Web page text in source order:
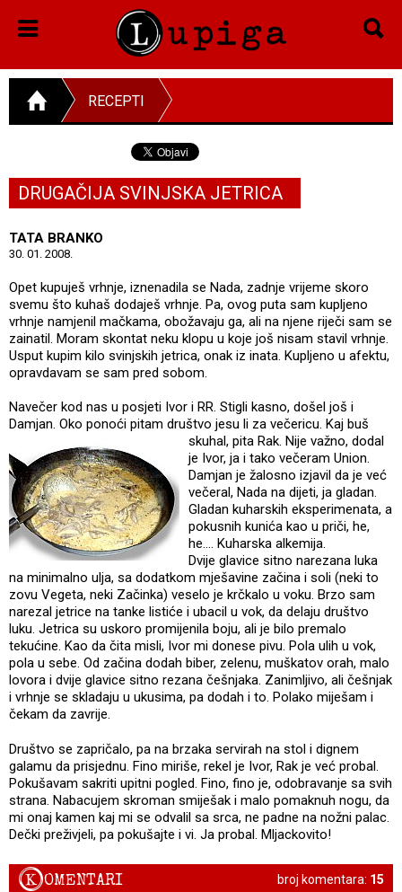
RECEPTI
DRUGAČIJA SVINJSKA JETRICA
TATA BRANKO
30. 01. 2008.
Opet kupuješ vrhnje, iznenadila se Nada, zadnje vrijeme skoro
svemu što kuhaš dodaješ vrhnje. Pa, ovog puta sam kupljeno
vrhnje namjenil mačkama, obožavaju ga, ali na njene riječi sam se
zainatil. Moram skontat neku klopu u koje još nisam stavil vrhnje.
Usput kupim kilo svinjskih jetrica, onak iz inata. Kupljeno u afektu,
opravdavam se sam pred sobom.
Navečer kod nas u posjeti Ivor i RR. Stigli kasno, došel još i
Damjan. Oko ponoći pitam društvo jesu li za večericu. Kaj buš
skuhal, pita Rak. Nije važno, dodal
je Ivor, ja i tako večeram Union.
Damjan je žalosno izjavil da je već
večeral, Nada na dijeti, ja gladan.
Gladan kuharskih eksperimenata, a
pokusnih kunića kao u priči, he,
he.... Kuharska alkemija.
Dvije glavice sitno narezana luka
na minimalno ulja, sa dodatkom mješavine začina i soli (neki to
zovu Vegeta, neki Začinka) veselo je krčkalo u voku. Brzo sam
narezal jetrice na tanke listiće i ubacil u vok, da delaju društvo
luku. Jetrica su uskoro promijenila boju, ali je bilo premalo
tekućine. Kao da čita misli, Ivor mi donese pivu. Pola ulih u vok,
pola u sebe. Od začina dodah biber, zelenu, muškatov orah, malo
lovora i dvije glavice sitno rezana češnjaka. Zanimljivo, ali češnjak
i vrhnje se skladaju u ukusima, pa dodah i to. Polako miješam i
čekam da zavrije.
Društvo se zapričalo, pa na brzaka servirah na stol i dignem
galamu da prisjednu. Fino miriše, rekel je Ivor, Rak je već probal.
Pokušavam sakriti upitni pogled. Fino, fino je, odobravanje sa svih
strana. Nabacujem skroman smiješak i malo pomaknuh nogu, da
mi onaj kamen kaj mi se odvalil sa srca, ne padne na nožni palac.
Dečki preživjeli, pa pokušajte i vi. Ja probal. Mljackovito!
broj komentara: 15
KOMENTARI